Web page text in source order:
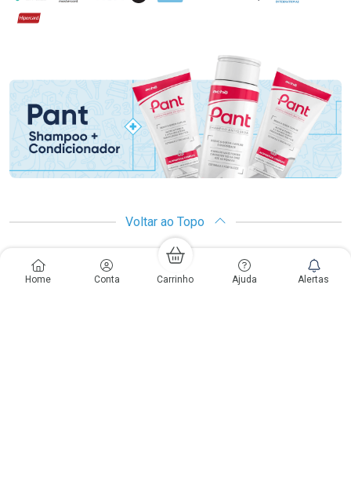
Home Conta Carrinho Ajuda Alertas
Hipercard
Voltar ao Topo
CopyrightCopyright © Drogaria São Paulo S.A. | CNPJ: 61.412.110/0565-33